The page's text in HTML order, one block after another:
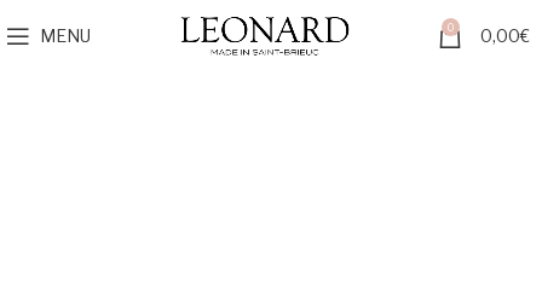
MENU 0 0,00€